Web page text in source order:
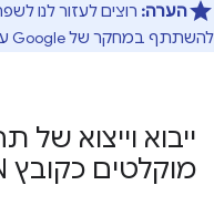
הערה: רוצים לעזור לנו
להשתתף במחקר של Google על התנהגות משתמשים.
ייבוא וייצוא
מוקלטים כקובץ JSON